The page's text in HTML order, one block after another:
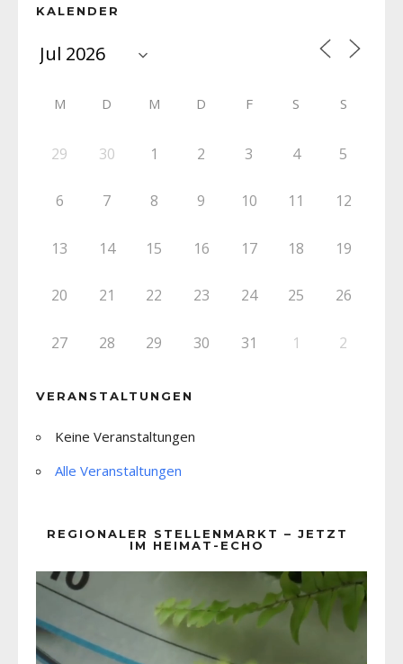
KALENDER
M D M D F S S
29 30 1 2 3 4 5
6 7 8 9 10 11 12
13 14 15 16 17 18 19
20 21 22 23 24 25 26
27 28 29 30 31 1 2
VERANSTALTUNGEN
Keine Veranstaltungen
Alle Veranstaltungen
REGIONALER STELLENMARKT – JETZT
IM HEIMAT-ECHO
Player